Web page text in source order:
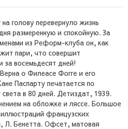
голову перевернуло жизнь
размеренную и спокойную. За
из Реформ-клуба он, как
пари, что совершит
за восемьдесят дней!
о Филеасе Фогге и его
Паспарту печатается по
в 80 дней. Детиздат, 1939.
на обложке и ляссе. Большое
французских
Л. Бенетта. Офсет, матовая